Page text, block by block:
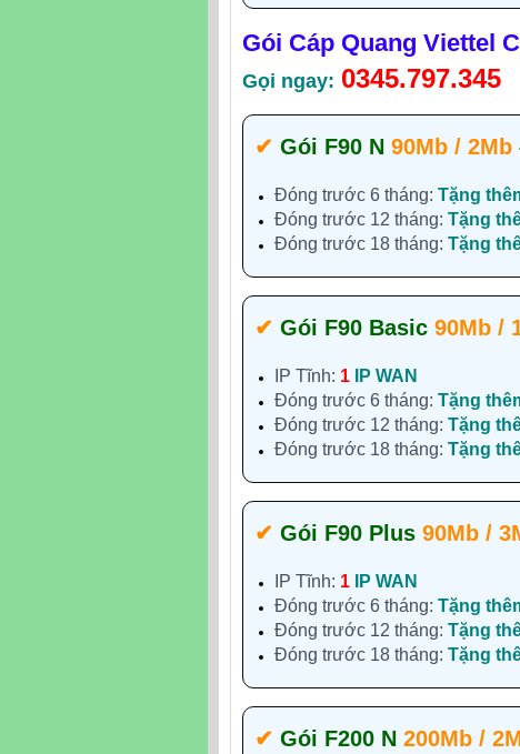
Gói Cáp Quang Viettel
Gọi ngay: 0345.797.345
✔ Gói F90 N 90Mb / 2Mb
Đóng trước 6 tháng: Tặng
Đóng trước 12 tháng: Tặng
Đóng trước 18 tháng: Tặng
✔‎ Gói F90 Basic 90Mb /
IP Tĩnh: 1 IP WAN
Đóng trước 6 tháng: Tặng
Đóng trước 12 tháng: Tặng
Đóng trước 18 tháng: Tặng
✔‎ Gói F90 Plus 90Mb /
IP Tĩnh: 1 IP WAN
Đóng trước 6 tháng: Tặng
Đóng trước 12 tháng: Tặng
Đóng trước 18 tháng: Tặng
✔‎ Gói F200 N 200Mb /